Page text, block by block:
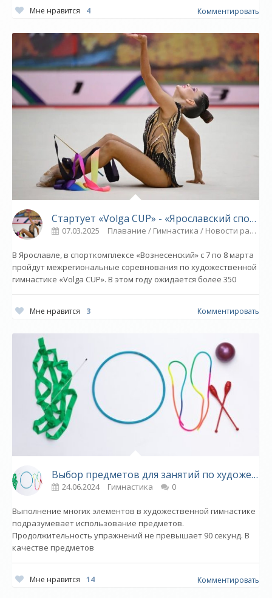
Мне нравится 4 Комментировать
Стартует «Volga CUP» - «Ярославский спорт»
07.03.2025 Плавание / Гимнастика / Новости разное / Видео новости / Спорт
В Ярославле, в спорткомплексе «Вознесенский» с 7 по 8 марта
пройдут межрегиональные соревнования по художественной
гимнастике «Volga CUP». В этом году ожидается более 350
Мне нравится 3 Комментировать
Выбор предметов для занятий по художественной гимнастике
24.06.2024 Гимнастика 0
Выполнение многих элементов в художественной гимнастике
подразумевает использование предметов.
Продолжительность упражнений не превышает 90 секунд. В
качестве предметов
Мне нравится 14 Комментировать